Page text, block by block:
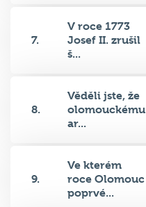
7.
V roce 1773
Josef II. zrušil
š...
8.
Věděli jste, že
olomouckému
ar...
9.
Ve kterém
roce Olomouc
poprvé...